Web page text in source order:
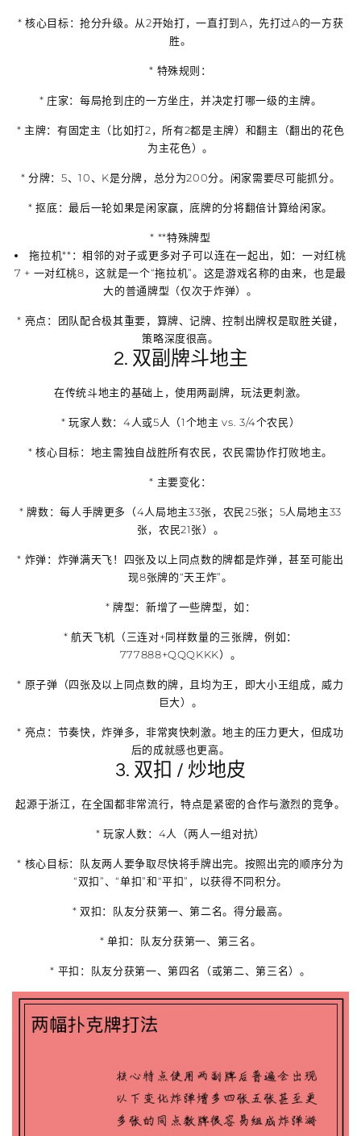
* 核心目标：抢分升级。从2开始打，一直打到A，先打过A的一方获
胜。
* 特殊规则 ：
* 庄家：每局抢到庄的一方坐庄，并决定打哪一级的主牌。
* 主牌：有固定主（比如打2，所有2都是主牌）和翻主（翻出的花色
为主花色）。
*分牌：5、10、K是分牌，总分为200分。闲家需要尽可能抓分。
*抠底：最后一轮如果是闲家赢，底牌的分将翻倍计算给闲家。
* **特殊牌型
拖拉机**：相邻的对子或更多对子可以连在一起出，如：一对红桃
7 + 一对红桃8，这就是一个“拖拉机”。这是游戏名称的由来，也是最
大的普通牌型（仅次于炸弹）。
* 亮点 ：团队配合极其重要，算牌、记牌、控制出牌权是取胜关键，
策略深度很高。
2. 双副牌斗地主
在传统斗地主的基础上，使用两副牌，玩法更刺激。
* 玩家人数：4人或5人（1个地主 vs. 3/4个农民）
*核心目标：地主需独自战胜所有农民，农民需协作打败地主。
* 主要变化：
* 牌数：每人手牌更多（4人局地主33张，农民25张；5人局地主33
张，农民21张）。
* 炸弹：炸弹满天飞！四张及以上同点数的牌都是炸弹，甚至可能出
现8张牌的“天王炸”。
* 牌型：新增了一些牌型，如：
*航天飞机 （三连对+同样数量的三张牌，例如：
777888+QQQKKK）。
* 原子弹 （四张及以上同点数的牌，且均为王，即大小王组成，威力
巨大）。
* 亮点 ：节奏快，炸弹多，非常爽快刺激。地主的压力更大，但成功
后的成就感也更高。
3. 双扣 / 炒地皮
起源于浙江，在全国都非常流行，特点是紧密的合作与激烈的竞争。
*玩家人数：4人（两人一组对抗）
* 核心目标：队友两人要争取尽快将手牌出完。按照出完的顺序分为
“双扣”、“单扣”和“平扣”，以获得不同积分。
* 双扣：队友分获第一、第二名。得分最高。
*单扣：队友分获第一、第三名。
* 平扣 ：队友分获第一、第四名（或第二、第三名）。